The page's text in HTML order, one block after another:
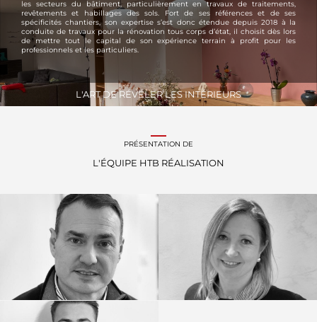
les secteurs du bâtiment, particulièrement en travaux de traitements,
revêtements et habillages des sols. Fort de ses références et de ses
spécificités chantiers, son expertise s’est donc étendue depuis 2018 à la
conduite de travaux pour la rénovation tous corps d’état, il choisit dès lors
de mettre tout le capital de son expérience terrain à profit pour les
professionnels et les particuliers.
L'ART DE RÉVÉLER LES INTÉRIEURS
PRÉSENTATION DE
L'ÉQUIPE HTB RÉALISATION